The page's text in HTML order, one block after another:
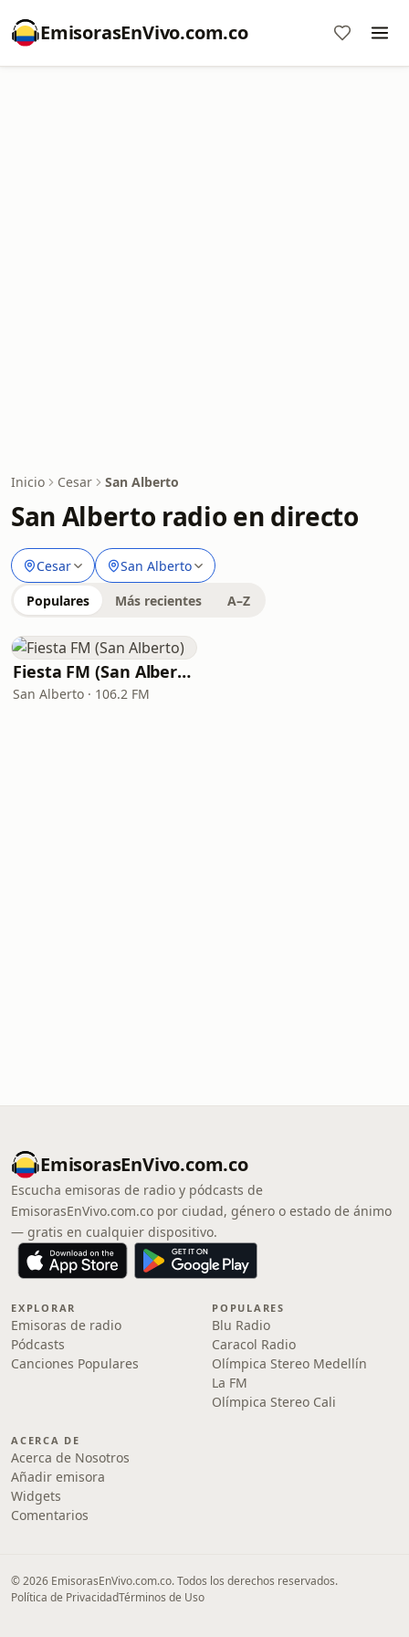
EmisorasEnVivo.com.co
Inicio Cesar San Alberto
San Alberto radio en directo
Cesar San Alberto
Populares Más recientes A–Z
Fiesta FM (San Alberto)
San Alberto · 106.2 FM
EmisorasEnVivo.com.co
Escucha emisoras de radio y pódcasts de
EmisorasEnVivo.com.co por ciudad, género o estado de ánimo
— gratis en cualquier dispositivo.
EXPLORAR
Emisoras de radio
Pódcasts
Canciones Populares
POPULARES
Blu Radio
Caracol Radio
Olímpica Stereo Medellín
La FM
Olímpica Stereo Cali
ACERCA DE
Acerca de Nosotros
Añadir emisora
Widgets
Comentarios
© 2026 EmisorasEnVivo.com.co. Todos los derechos reservados.
Política de PrivacidadTérminos de Uso